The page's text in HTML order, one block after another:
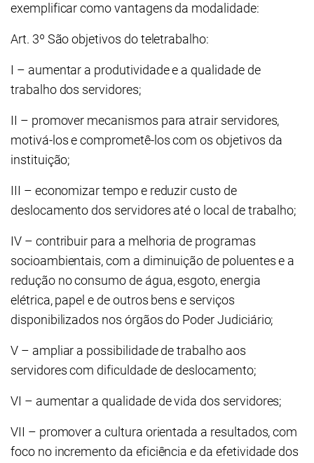
exemplificar como vantagens da modalidade:
Art. 3º São objetivos do teletrabalho:
I – aumentar a produtividade e a qualidade de
trabalho dos servidores;
II – promover mecanismos para atrair servidores,
motivá-los e comprometê-los com os objetivos da
instituição;
III – economizar tempo e reduzir custo de
deslocamento dos servidores até o local de trabalho;
IV – contribuir para a melhoria de programas
socioambientais, com a diminuição de poluentes e a
redução no consumo de água, esgoto, energia
elétrica, papel e de outros bens e serviços
disponibilizados nos órgãos do Poder Judiciário;
V – ampliar a possibilidade de trabalho aos
servidores com dificuldade de deslocamento;
VI – aumentar a qualidade de vida dos servidores;
VII – promover a cultura orientada a resultados, com
foco no incremento da eficiência e da efetividade dos